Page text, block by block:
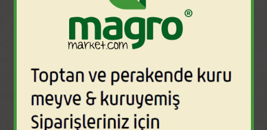
Organik ürünlerimiz %100 organik olarak
üretilmektedir. Tarladan satış noktasına kadar
her aşamada, Ecocert IMO kurumunun kontrolü
altındadır. Amerika NOP (USDA), Avrupa EC
ORGANIC (EOS) ve Türkiye TR ORGANİK üretim
sertifikamız bulunmaktadır.